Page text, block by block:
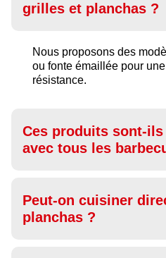
grilles et planchas ?
Nous proposons des
ou fonte émaillée pour
résistance.
Ces produits sont-
avec tous les
Peut-on cuisiner
planchas ?